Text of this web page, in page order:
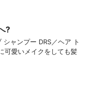
?
ャンプー DRS／ヘア ト
可愛いメイクをしても髪